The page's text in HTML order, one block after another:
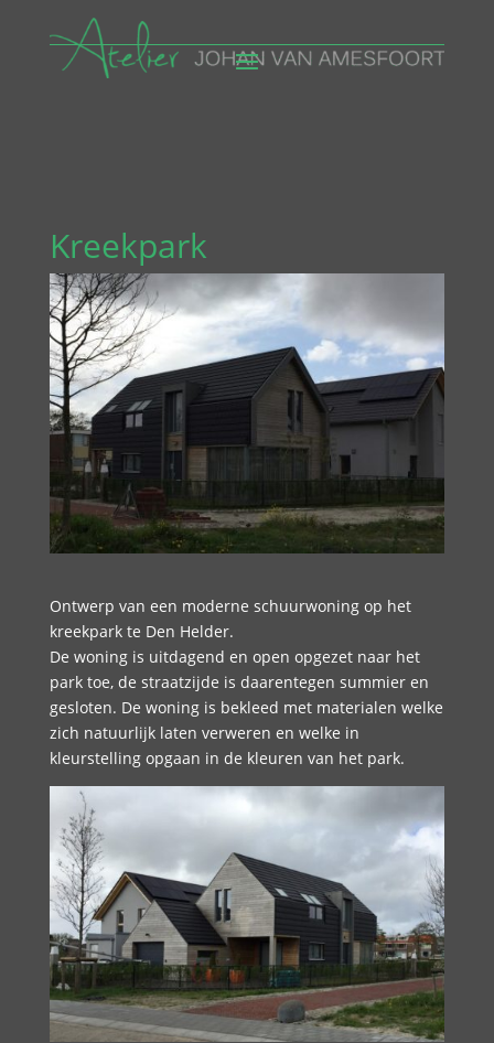
Kreekpark
Ontwerp van een moderne schuurwoning op het
kreekpark te Den Helder.
De woning is uitdagend en open opgezet naar het
park toe, de straatzijde is daarentegen summier en
gesloten. De woning is bekleed met materialen welke
zich natuurlijk laten verweren en welke in
kleurstelling opgaan in de kleuren van het park.